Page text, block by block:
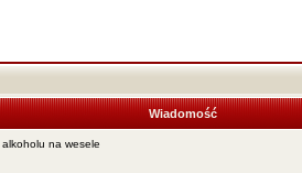
Wiadomość
na wesele